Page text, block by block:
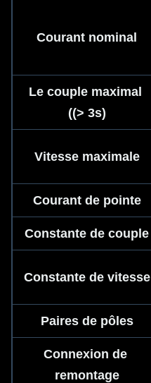
Courant nominal
Le couple maximal
((> 3s)
Vitesse maximale
Courant de pointe
Constante de couple
Constante de vitesse
Paires de pôles
Connexion de
remontage